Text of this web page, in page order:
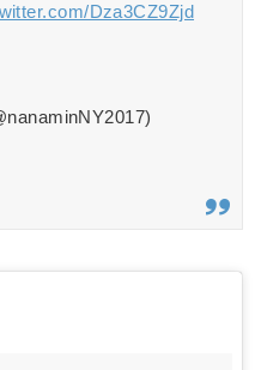
Dza3CZ9Zjd